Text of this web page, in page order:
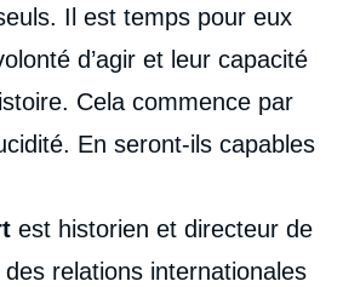
Il est temps pour eux
d’agir et leur capacité
Cela commence par
En seront-ils capables
est historien et directeur de
des relations internationales
publication
« L'accélération de
noeuds géostratégiques d'un